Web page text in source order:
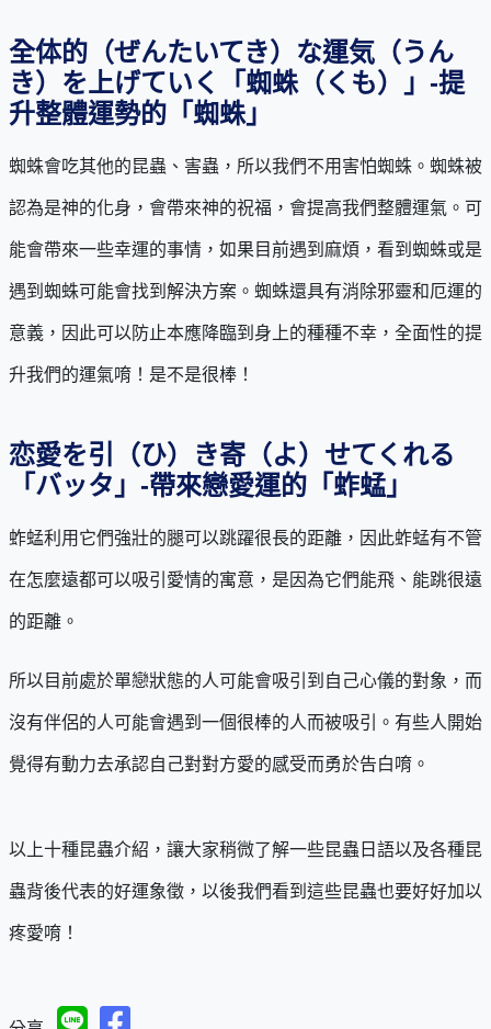
全体的（ぜんたいてき）な運気（うん
き）を上げていく「蜘蛛（くも）」-提
升整體運勢的「蜘蛛」
蜘蛛會吃其他的昆蟲、害蟲，所以我們不用害怕蜘蛛。蜘蛛被
認為是神的化身，會帶來神的祝福，會提高我們整體運氣。可
能會帶來一些幸運的事情，如果目前遇到麻煩，看到蜘蛛或是
遇到蜘蛛可能會找到解決方案。蜘蛛還具有消除邪靈和厄運的
意義，因此可以防止本應降臨到身上的種種不幸，全面性的提
升我們的運氣唷！是不是很棒！
恋愛を引（ひ）き寄（よ）せてくれる
「バッタ」-帶來戀愛運的「蚱蜢」
蚱蜢利用它們強壯的腿可以跳躍很長的距離，因此蚱蜢有不管
在怎麼遠都可以吸引愛情的寓意，是因為它們能飛、能跳很遠
的距離。
所以目前處於單戀狀態的人可能會吸引到自己心儀的對象，而
沒有伴侶的人可能會遇到一個很棒的人而被吸引。有些人開始
覺得有動力去承認自己對對方愛的感受而勇於告白唷。
以上十種昆蟲介紹，讓大家稍微了解一些昆蟲日語以及各種昆
蟲背後代表的好運象徵，以後我們看到這些昆蟲也要好好加以
疼愛唷！